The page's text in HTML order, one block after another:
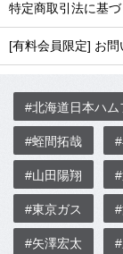
特定商取引法に基
[有料会員限定] お問
#北海道日本ハ
#蛭間拓哉
#山田陽翔
#東京ガス
#矢澤宏太